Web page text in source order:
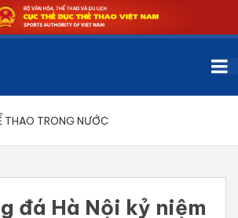
THAO TRONG NƯỚC
đá Hà Nội kỷ niệm